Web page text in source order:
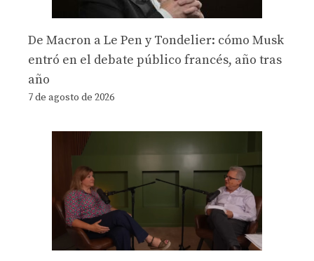
De Macron a Le Pen y Tondelier: cómo Musk
entró en el debate público francés, año tras
año
7 de agosto de 2026